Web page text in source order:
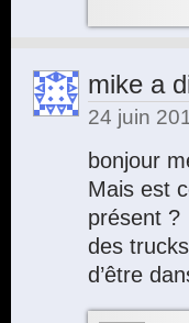
mike a
24 juin
bonjour
Mais est
présent ?
des
d’être